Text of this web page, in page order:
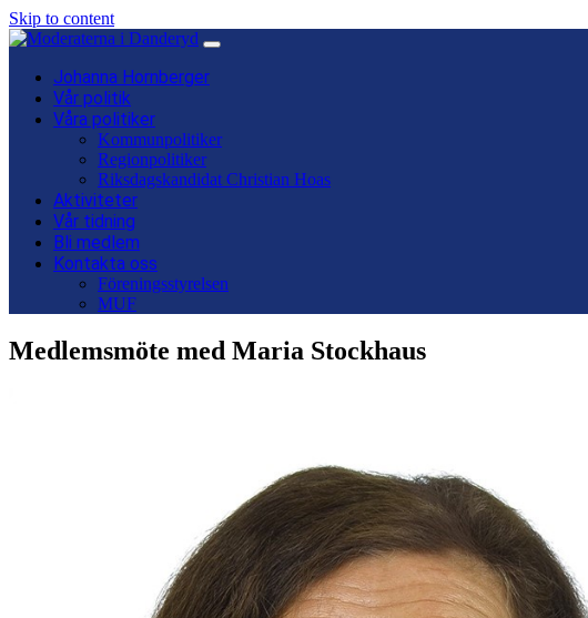
Skip to content
Main
Navigation
Johanna Hornberger
Vår politik
Våra politiker
Kommunpolitiker
Regionpolitiker
Riksdagskandidat Christian Hoas
Aktiviteter
Vår tidning
Bli medlem
Kontakta oss
Föreningsstyrelsen
MUF
Medlemsmöte med Maria Stockhaus